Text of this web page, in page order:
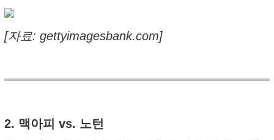
[자료: gettyimagesbank.com]
2. 맥아피 vs. 노턴